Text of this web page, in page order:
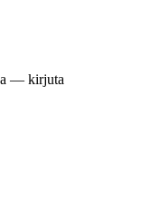
— kirjuta